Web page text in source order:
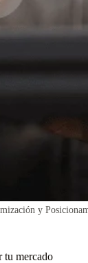
y
tu mercado